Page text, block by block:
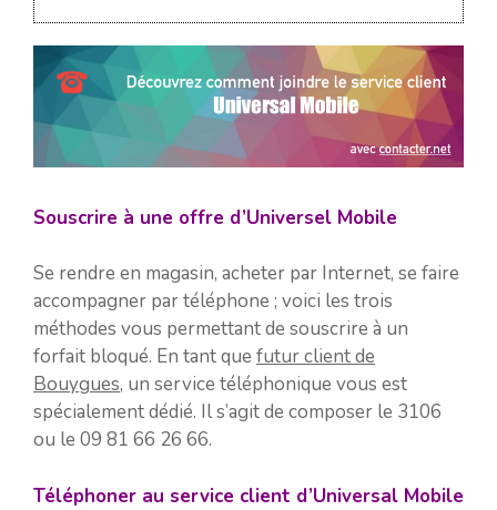
Souscrire à une offre d’Universel Mobile
Se rendre en magasin, acheter par Internet, se faire
accompagner par téléphone ; voici les trois
méthodes vous permettant de souscrire à un
forfait bloqué. En tant que futur client de
Bouygues, un service téléphonique vous est
spécialement dédié. Il s’agit de composer le 3106
ou le 09 81 66 26 66.
Téléphoner au service client d’Universal Mobile